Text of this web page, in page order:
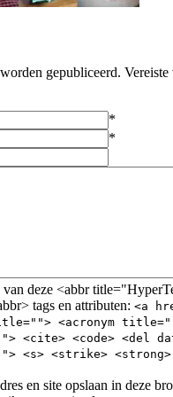
gepubliceerd.
*
*
van deze <abbr
tags en attributen: <a
<acronym
<cite> <code> <del
<s> <strike> <strong>
en site opslaan in deze